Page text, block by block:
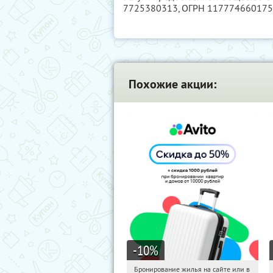
7725380313, ОГРН
Похожие акции:
-10%
Бронирование жилья на сайте или в